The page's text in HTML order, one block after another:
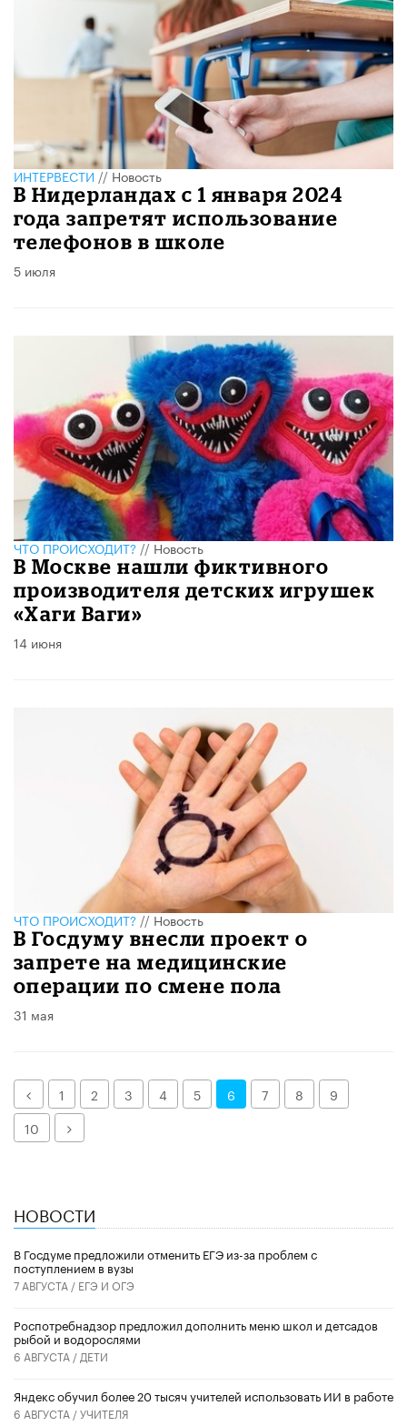
ИНТЕРВЕСТИ//Новость
В Нидерландах с 1 января 2024
года запретят использование
телефонов в школе
5 июля
ЧТО ПРОИСХОДИТ?//Новость
В Москве нашли фиктивного
производителя детских игрушек
«Хаги Ваги»
14 июня
ЧТО ПРОИСХОДИТ?//Новость
В Госдуму внесли проект о
запрете на медицинские
операции по смене пола
31 мая
Назад1 2 3 4 5 6 7 8
9
10
Далее
НОВОСТИ
В Госдуме предложили отменить ЕГЭ из-за проблем с
поступлением в вузы
7 АВГУСТА / ЕГЭ И ОГЭ
Роспотребнадзор предложил дополнить меню школ и детсадов
рыбой и водорослями
6 АВГУСТА / ДЕТИ
​Яндекс обучил более 20 тысяч учителей использовать ИИ в работе
6 АВГУСТА /УЧИТЕЛЯ